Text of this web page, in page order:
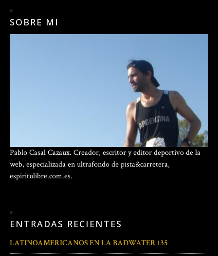
SOBRE MI
Pablo Casal Cazaux. Creador, escritor y editor deportivo de la
web, especializada en ultrafondo de pista&carretera,
espiritulibre.com.es.
ENTRADAS RECIENTES
LATINOAMERICANOS EN LA BADWATER 135